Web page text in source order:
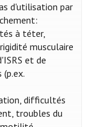
d'utilisation par
à téter,
musculaire
et de
difficultés
troubles du